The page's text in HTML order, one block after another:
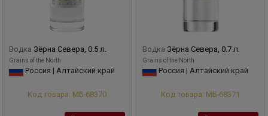
Водка Зёрна Севера, 0.5 л.
Grains of the North
Россия | Алтайский край
Код товара: МБ-68370
Водка Зёрна Севера, 0.7 л.
Grains of the North
Россия | Алтайский край
Код товара: МБ-68371